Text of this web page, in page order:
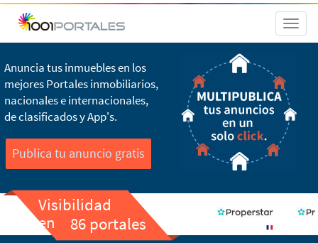
Toggle
Anuncia tus inmuebles en los
mejores Portales inmobiliarios,
nacionales e internacionales,
de clasificados y App's.
Publica tu anuncio gratis
Visibilidad
en
86 portales